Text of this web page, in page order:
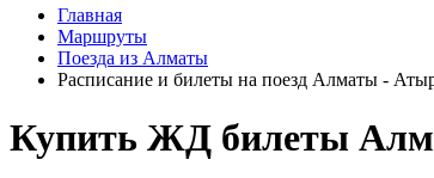
Главная
Маршруты
Поезда из Алматы
Расписание и билеты на поезд Алматы -
Купить ЖД билеты